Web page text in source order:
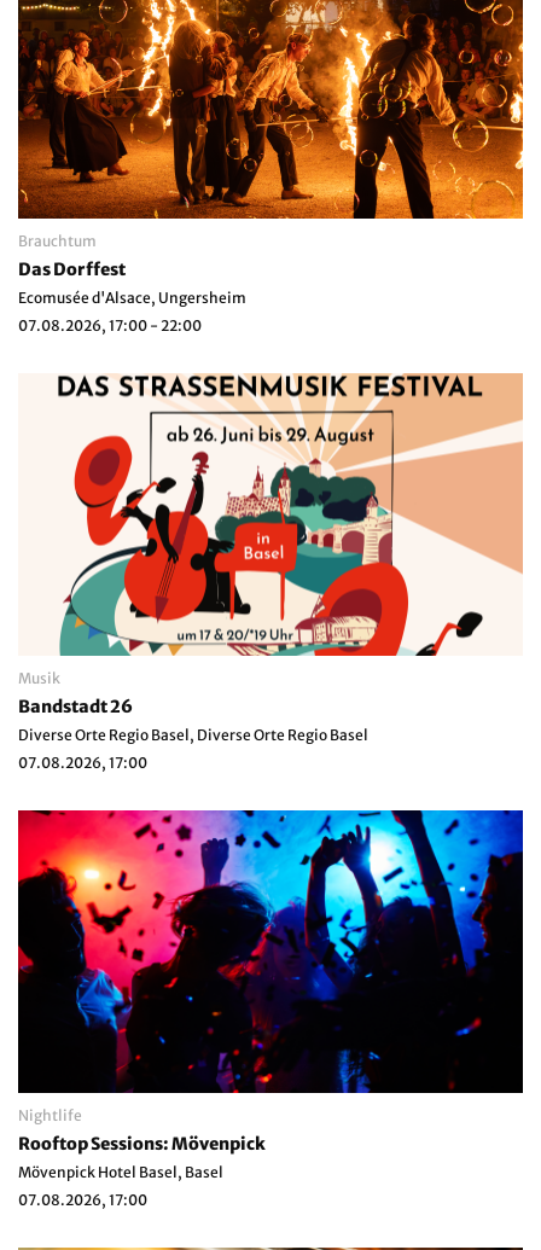
Brauchtum
Das Dorffest
Ecomusée d'Alsace, Ungersheim
07.08.2026, 17:00 - 22:00
Musik
Bandstadt 26
Diverse Orte Regio Basel, Diverse Orte Regio Basel
07.08.2026, 17:00
Nightlife
Rooftop Sessions: Mövenpick
Mövenpick Hotel Basel, Basel
07.08.2026, 17:00